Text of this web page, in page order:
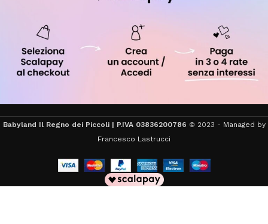
Babyland Il Regno dei Piccoli | P.IVA 03836200786 © 2023 - Managed by
Francesco Lastrucci